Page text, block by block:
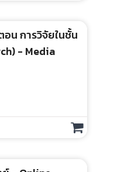
สอบโรงเรียน